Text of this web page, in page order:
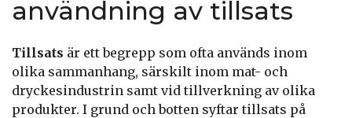
användning av tillsats
Tillsats är ett begrepp som ofta används inom
olika sammanhang, särskilt inom mat- och
dryckesindustrin samt vid tillverkning av olika
produkter. I grund och botten syftar tillsats på